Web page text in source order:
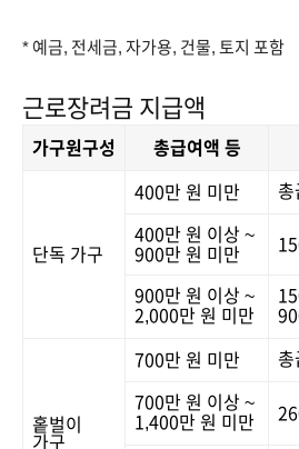
* 예금, 전세금, 자가용, 건물, 토지 포함
근로장려금 지급액
가구원구성 총급여액 등
단독 가구
400만 원 미만 총
400만 원 이상 ~
900만 원 미만
900만 원 이상 ~
2,000만 원 미만
홑벌이
가구
700만 원 미만 총
700만 원 이상 ~
1,400만 원 미만